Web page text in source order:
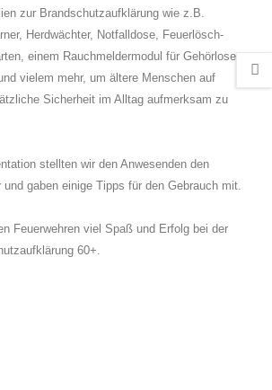
zur Brandschutzaufklärung wie z.B.
Herdwächter, Notfalldose, Feuerlösch-
einem Rauchmeldermodul für Gehörlose,
vielem mehr, um ältere Menschen auf
Sicherheit im Alltag aufmerksam zu
stellten wir den Anwesenden den
und gaben einige Tipps für den Gebrauch mit.
Feuerwehren viel Spaß und Erfolg bei der
60+.